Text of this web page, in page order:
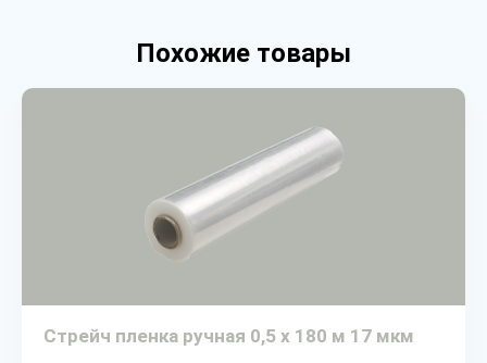
Похожие товары
Стрейч пленка ручная 0,5 х 180 м 17 мкм